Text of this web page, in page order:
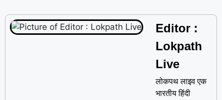
Editor :
Lokpath
Live
लोकपथ लाइव एक
भारतीय हिंदी